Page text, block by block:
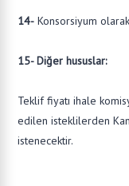
14- Konsorsiyum
15- Diğer hususlar:
Teklif fiyatı ihale
edilen isteklilerden
istenecektir.